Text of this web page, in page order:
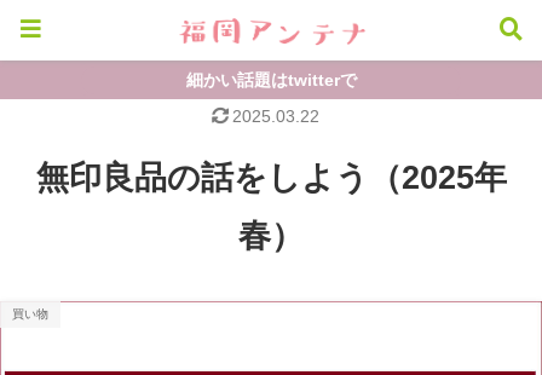
細かい話題はtwitterで
無印良品の話をしよう（2025年
春）
買い物
2025.03.22